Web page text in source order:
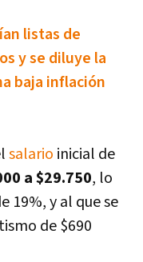
listas de
y se diluye la
baja inflación
salario inicial de
a $29.750, lo
19%, y al que se
de $690